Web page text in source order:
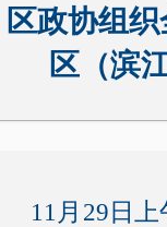
区政协组
区（滨
11月29日